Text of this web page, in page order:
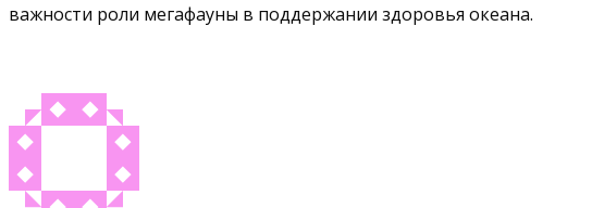
важности роли мегафауны в поддержании здоровья океана.